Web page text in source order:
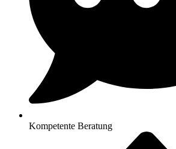
Kompetente Beratung